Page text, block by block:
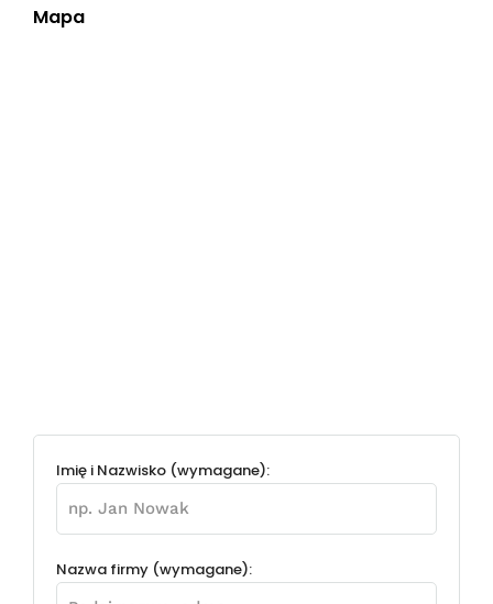
Mapa
Imię i Nazwisko (wymagane):
Nazwa firmy (wymagane):